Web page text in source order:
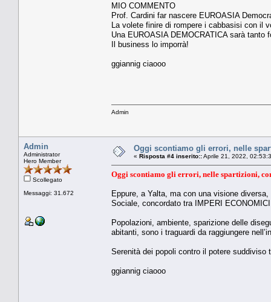
MIO COMMENTO
Prof. Cardini far nascere EUROASIA
La volete finire di rompere i cabbasisi con il
Una EUROASIA DEMOCRATICA sarà
Il business lo imporrà!
ggiannig ciaooo
Admin
Admin
Administrator
Hero Member
Scollegato
Messaggi: 31.672
Oggi scontiamo gli errori, nelle
« Risposta #4 inserito::Aprile 21, 2022,
Oggi scontiamo gli errori, nelle spartizioni,
Eppure, a Yalta, ma con una visione
Sociale, concordato tra IMPERI
Popolazioni, ambiente, sparizione delle
abitanti, sono i traguardi da raggiungere
Serenità dei popoli contro il potere
ggiannig ciaooo